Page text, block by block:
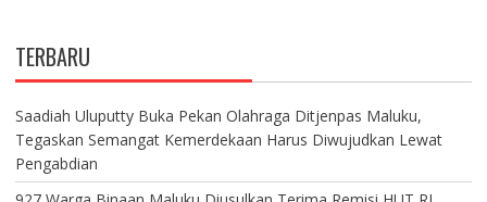
TERBARU
Saadiah Uluputty Buka Pekan Olahraga Ditjenpas Maluku,
Tegaskan Semangat Kemerdekaan Harus Diwujudkan Lewat
Pengabdian